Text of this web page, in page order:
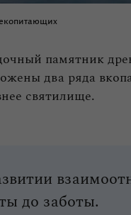
памятник
два ряда
святилище.
до заботы.